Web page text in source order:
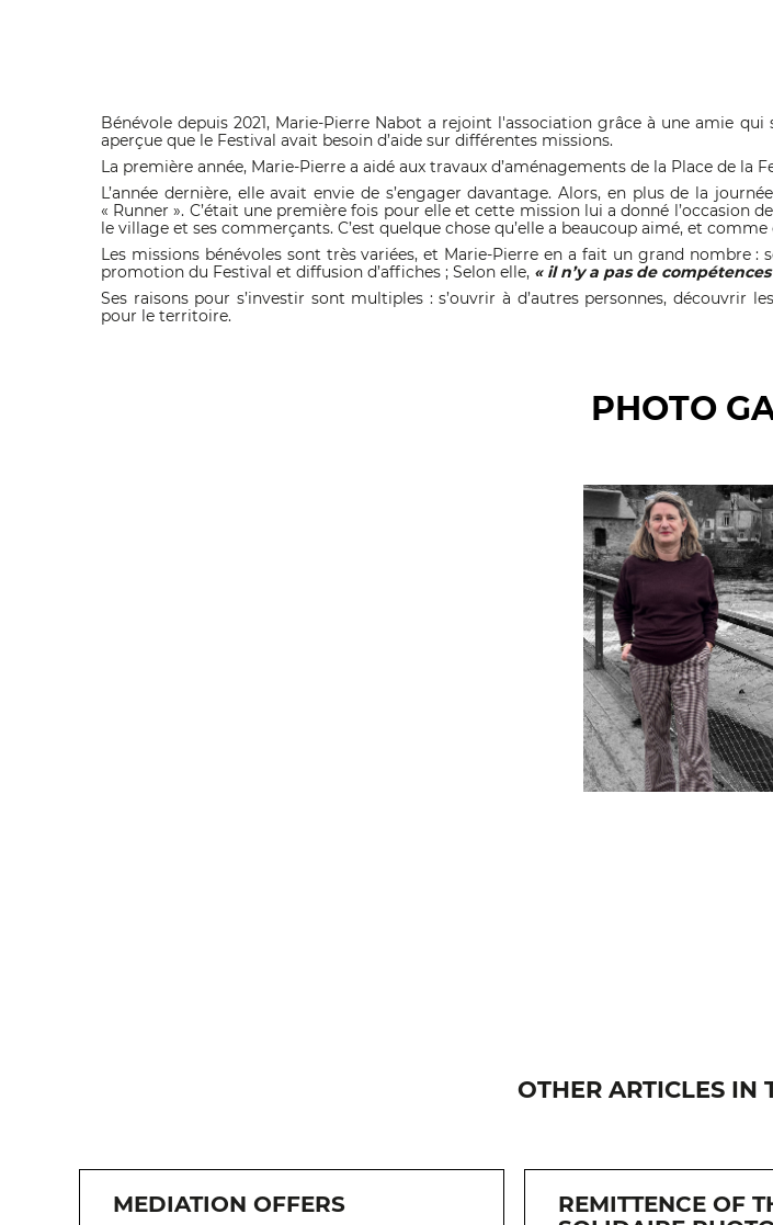
Bénévole depuis 2021, Marie-Pierre Nabot a rejoint l'association grâce à une amie qui
aperçue que le Festival avait besoin d’aide sur différentes missions.
La première année, Marie-Pierre a aidé aux travaux d’aménagements de la Place de la
L’année dernière, elle avait envie de s’engager davantage. Alors, en plus de la
« Runner ». C’était une première fois pour elle et cette mission lui a donné
le village et ses commerçants. C’est quelque chose qu’elle a beaucoup aimé, et
Les missions bénévoles sont très variées, et Marie-Pierre en a fait un grand nombre
promotion du Festival et diffusion d’affiches ; Selon elle, « il n’y a pas de
Ses raisons pour s’investir sont multiples : s’ouvrir à d’autres personnes, découvrir
pour le territoire.
PHOTO
OTHER ARTICLES IN
MEDIATION OFFERS
REMITTENCE OF